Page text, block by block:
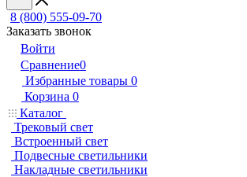
8 (800) 555-09-70
Заказать звонок
Войти
Сравнение0
Избранные товары 0
Корзина 0
Каталог
Трековый свет
Встроенный свет
Подвесные светильники
Накладные светильники